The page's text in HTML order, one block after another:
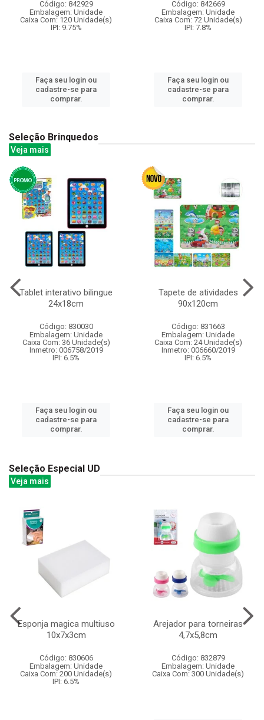
Código: 842929
Embalagem: Unidade
Caixa Com: 120 Unidade(s)
IPI: 9.75%
Faça seu login ou
cadastre-se para
comprar.
Código: 842669
Embalagem: Unidade
Caixa Com: 72 Unidade(s)
IPI: 7.8%
Faça seu login ou
cadastre-se para
comprar.
Seleção Brinquedos
Veja mais
Tablet interativo bilingue
24x18cm
Código: 830030
Embalagem: Unidade
Caixa Com: 36 Unidade(s)
Inmetro: 006758/2019
IPI: 6.5%
Faça seu login ou
cadastre-se para
comprar.
Tapete de atividades
90x120cm
Código: 831663
Embalagem: Unidade
Caixa Com: 24 Unidade(s)
Inmetro: 006660/2019
IPI: 6.5%
Faça seu login ou
cadastre-se para
comprar.
Seleção Especial UD
Veja mais
Esponja magica multiuso
10x7x3cm
Código: 830606
Embalagem: Unidade
Caixa Com: 200 Unidade(s)
IPI: 6.5%
Arejador para torneiras
4,7x5,8cm
Código: 832879
Embalagem: Unidade
Caixa Com: 300 Unidade(s)